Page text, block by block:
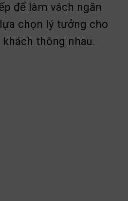
để làm vách ngăn
chọn lý tưởng cho
thông nhau.